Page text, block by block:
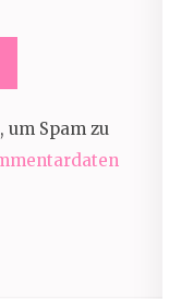
Spam zu